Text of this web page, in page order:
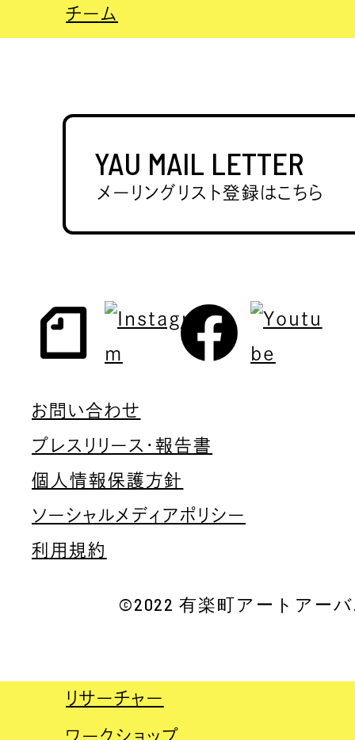
チーム
デザインスタジオ
ドラマトゥルク
ネットワーク
パフォーマー
ビジュアルデザイナー
フリーランス
プロジェクトマネージャー
プロデューサー
リサーチャー
ワークショップ
YAU MAIL LETTER
メーリングリスト登録はこちら
お問い合わせ
プレスリリース・報告書
個人情報保護方針
ソーシャルメディアポリシー
利用規約
©2022 有楽町アートアーバ